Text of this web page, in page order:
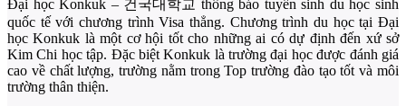
Đại học Konkuk – 건국대학교 thông báo tuyển sinh du học sinh
quốc tế với chương trình Visa thẳng. Chương trình du học tại Đại
học Konkuk là một cơ hội tốt cho những ai có dự định đến xứ sở
Kim Chi học tập. Đặc biệt Konkuk là trường đại học được đánh giá
cao về chất lượng, trường nằm trong Top trường đào tạo tốt và môi
trường thân thiện.